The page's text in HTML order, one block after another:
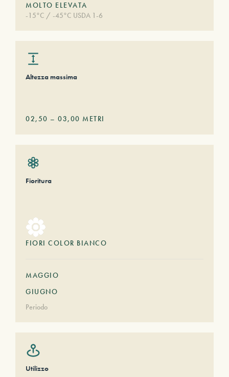
MOLTO ELEVATA
-15°C / -45°C USDA 1-6
Altezza massima
02,50 – 03,00 METRI
Fioritura
FIORI COLOR BIANCO
MAGGIO
GIUGNO
Periodo
Utilizzo